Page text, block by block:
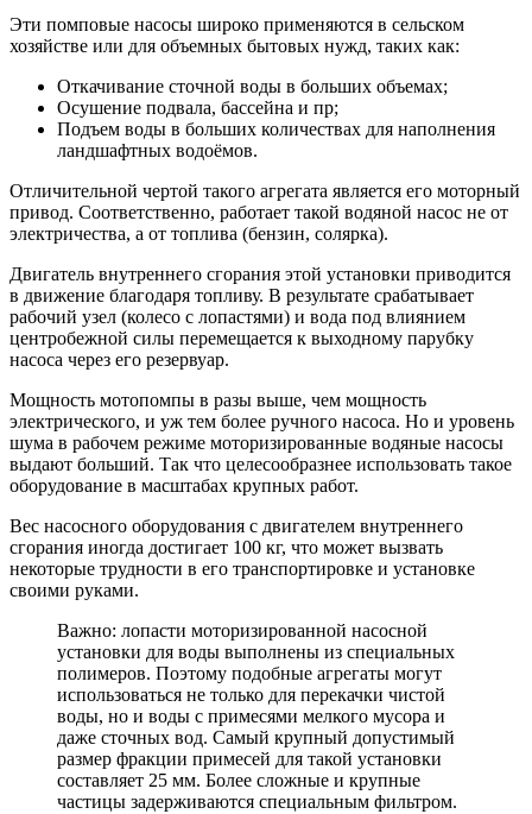
Эти помповые насосы широко применяются в сельском
хозяйстве или для объемных бытовых нужд, таких как:
Откачивание сточной воды в больших объемах;
Осушение подвала, бассейна и пр;
Подъем воды в больших количествах для наполнения
ландшафтных водоёмов.
Отличительной чертой такого агрегата является его моторный
привод. Соответственно, работает такой водяной насос не от
электричества, а от топлива (бензин, солярка).
Двигатель внутреннего сгорания этой установки приводится
в движение благодаря топливу. В результате срабатывает
рабочий узел (колесо с лопастями) и вода под влиянием
центробежной силы перемещается к выходному парубку
насоса через его резервуар.
Мощность мотопомпы в разы выше, чем мощность
электрического, и уж тем более ручного насоса. Но и уровень
шума в рабочем режиме моторизированные водяные насосы
выдают больший. Так что целесообразнее использовать такое
оборудование в масштабах крупных работ.
Вес насосного оборудования с двигателем внутреннего
сгорания иногда достигает 100 кг, что может вызвать
некоторые трудности в его транспортировке и установке
своими руками.
Важно: лопасти моторизированной насосной
установки для воды выполнены из специальных
полимеров. Поэтому подобные агрегаты могут
использоваться не только для перекачки чистой
воды, но и воды с примесями мелкого мусора и
даже сточных вод. Самый крупный допустимый
размер фракции примесей для такой установки
составляет 25 мм. Более сложные и крупные
частицы задерживаются специальным фильтром.